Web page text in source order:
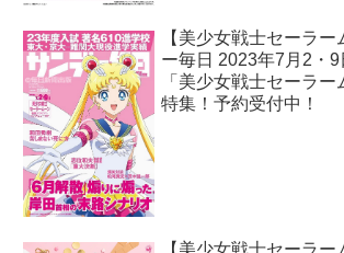
【美少女戦士セーラ
ー毎日 2023年7月2・9
「美少女戦士セーラ
特集！予約受付中！
【美少女戦士セーラー